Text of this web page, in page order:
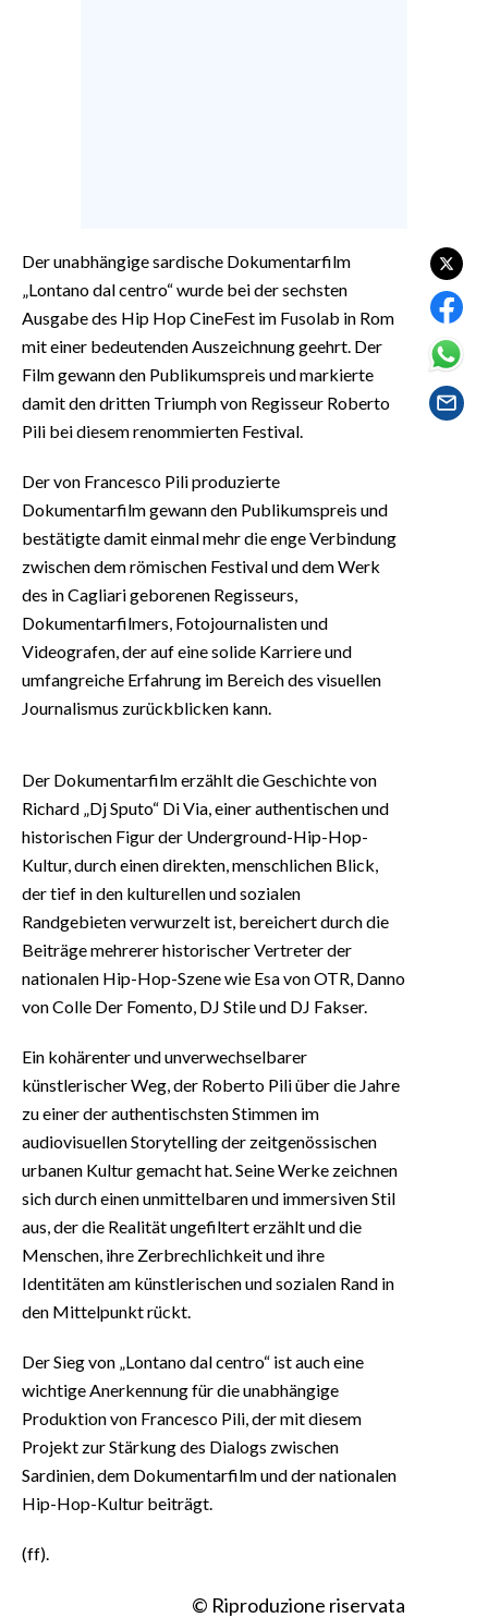
INSULARITÀ
FOTO
VIDEO
INFO AZIENDE
PUBBLICITÀ
SPIAGGE
STORE
Der unabhängige sardische Dokumentarfilm
„Lontano dal centro“ wurde bei der sechsten
Ausgabe des Hip Hop CineFest im Fusolab in Rom
mit einer bedeutenden Auszeichnung geehrt. Der
Film gewann den Publikumspreis und markierte
damit den dritten Triumph von Regisseur Roberto
Pili bei diesem renommierten Festival.
Der von Francesco Pili produzierte
Dokumentarfilm gewann den Publikumspreis und
bestätigte damit einmal mehr die enge Verbindung
zwischen dem römischen Festival und dem Werk
des in Cagliari geborenen Regisseurs,
Dokumentarfilmers, Fotojournalisten und
Videografen, der auf eine solide Karriere und
umfangreiche Erfahrung im Bereich des visuellen
Journalismus zurückblicken kann.
Der Dokumentarfilm erzählt die Geschichte von
Richard „Dj Sputo“ Di Via, einer authentischen und
historischen Figur der Underground-Hip-Hop-
Kultur, durch einen direkten, menschlichen Blick,
der tief in den kulturellen und sozialen
Randgebieten verwurzelt ist, bereichert durch die
Beiträge mehrerer historischer Vertreter der
nationalen Hip-Hop-Szene wie Esa von OTR, Danno
von Colle Der Fomento, DJ Stile und DJ Fakser.
Ein kohärenter und unverwechselbarer
künstlerischer Weg, der Roberto Pili über die Jahre
zu einer der authentischsten Stimmen im
audiovisuellen Storytelling der zeitgenössischen
urbanen Kultur gemacht hat. Seine Werke zeichnen
sich durch einen unmittelbaren und immersiven Stil
aus, der die Realität ungefiltert erzählt und die
Menschen, ihre Zerbrechlichkeit und ihre
Identitäten am künstlerischen und sozialen Rand in
den Mittelpunkt rückt.
Der Sieg von „Lontano dal centro“ ist auch eine
wichtige Anerkennung für die unabhängige
Produktion von Francesco Pili, der mit diesem
Projekt zur Stärkung des Dialogs zwischen
Sardinien, dem Dokumentarfilm und der nationalen
Hip-Hop-Kultur beiträgt.
(ff).
© Riproduzione riservata